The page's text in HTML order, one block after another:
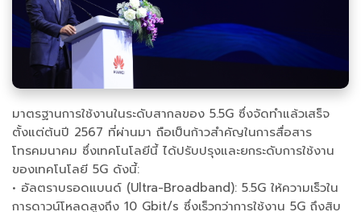
มาตรฐานการใช้งานในระดับสากลของ 5.5G ซึ่งจัดทำแล้วเสร็จ
ตั้งแต่ต้นปี 2567 ที่ผ่านมา ถือเป็นก้าวสำคัญในการสื่อสาร
โทรคมนาคม ซึ่งเทคโนโลยีนี้ ได้ปรับปรุงและยกระดับการใช้งาน
ของเทคโนโลยี 5G ดังนี้:
• อัลตราบรอดแบนด์ (Ultra-Broadband): 5.5G ให้ความเร็วใน
การดาวน์โหลดสูงถึง 10 Gbit/s ซึ่งเร็วกว่าการใช้งาน 5G ถึงสิบ